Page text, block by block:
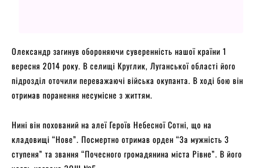
Олександр загинув обороняючи суверенність нашої країни 1
вересня 2014 року. В селищі Круглик, Луганської області його
підрозділ оточили переважаючі війська окупанта. В ході бою він
отримав поранення несумісне з життям.
Нині він похований на алеї Героїв Небесної Сотні, що на
кладовищі “Нове”. Посмертно отримав орден “За мужність 3
ступеня” та звання “Почесного громадянина міста Рівне”. В його